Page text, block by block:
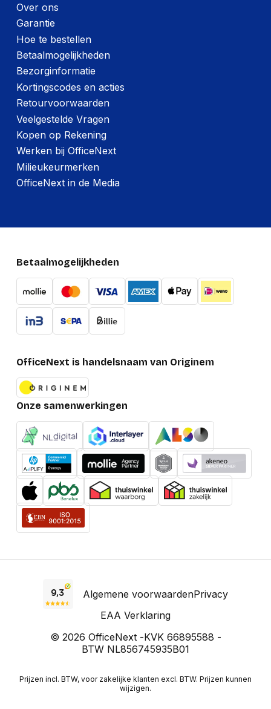
Over ons
Garantie
Hoe te bestellen
Betaalmogelijkheden
Bezorginformatie
Kortingscodes en acties
Retourvoorwaarden
Veelgestelde Vragen
Kopen op Rekening
Werken bij OfficeNext
Milieukeurmerken
OfficeNext in de Media
Betaalmogelijkheden
OfficeNext is handelsnaam van Originem
Onze samenwerkingen
Algemene voorwaardenPrivacy
EAA Verklaring
© 2026 OfficeNext -KVK 66895588 -
BTW NL856745935B01
Prijzen incl. BTW, voor zakelijke klanten excl. BTW. Prijzen kunnen
wijzigen.